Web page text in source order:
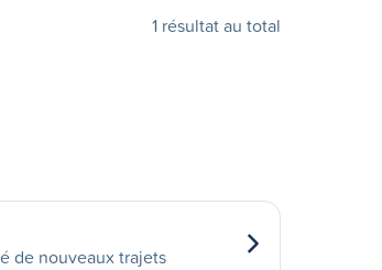
1 résultat au total
de nouveaux trajets